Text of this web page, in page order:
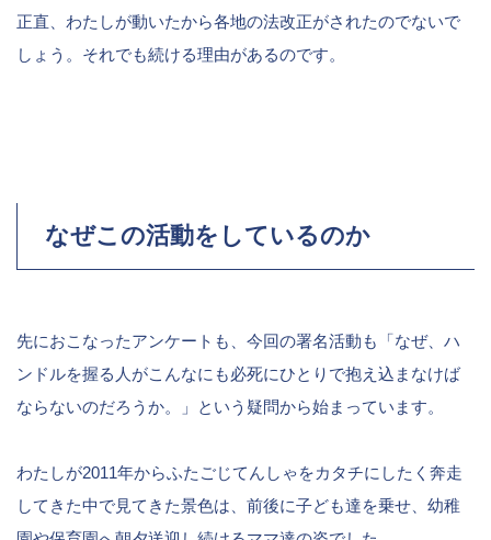
正直、わたしが動いたから各地の法改正がされたのでないで
しょう。それでも続ける理由があるのです。
なぜこの活動をしているのか
先におこなったアンケートも、今回の署名活動も「なぜ、ハ
ンドルを握る人がこんなにも必死にひとりで抱え込まなけば
ならないのだろうか。」という疑問から始まっています。
わたしが2011年からふたごじてんしゃをカタチにしたく奔走
してきた中で見てきた景色は、前後に子ども達を乗せ、幼稚